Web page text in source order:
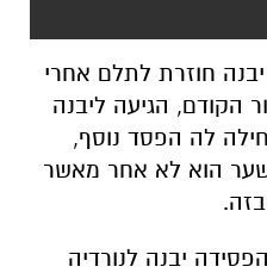
חוזרת לתלם אחרי
הקודם, הגיעה ליבנה
לה הפסד נוסף,
השער הוא לא אחר מאשר
יבנה לנורדיה